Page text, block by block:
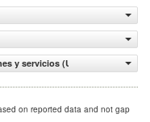
y servicios (US$ a precios
on reported data and not gap